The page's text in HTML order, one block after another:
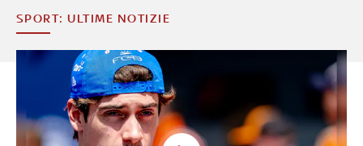
SPORT: ULTIME NOTIZIE